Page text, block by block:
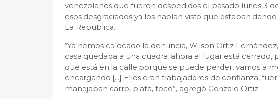
venezolanos que fueron despedidos el pasado lunes 3
esos desgraciados ya los habían visto que estaban
La República.
“Ya hemos colocado la denuncia, Wilson Ortiz
casa quedaba a una cuadra; ahora el lugar está
que está en la calle porque se puede perder, vamos a
encargando [...] Ellos eran trabajadores de confianza,
manejaban carro, plata, todo”, agregó Gonzalo Ortiz.